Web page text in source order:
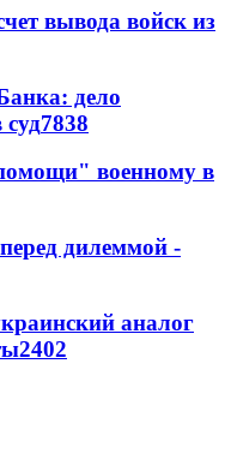
вывода войск из
дело
7838
военному в
дилеммой -
аналог
2402